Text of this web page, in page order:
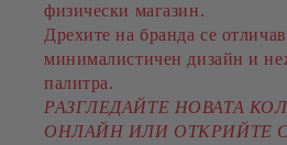
физически магазин.
Дрехите на бранда се
минималистичен дизайн и
палитра.
РАЗГЛЕДАЙТЕ НОВАТА
ОНЛАЙН ИЛИ ОТКРИЙТЕ